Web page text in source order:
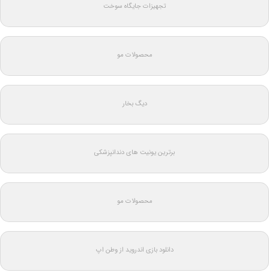
تجهیزات جایگاه سوخت
محصولات مو
دیگ بخار
برترین یونیت های دندانپزشکی
محصولات مو
دانلود بازی اندروید از وطن اپ